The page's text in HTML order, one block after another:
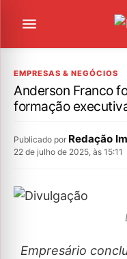
EMPRESAS & NEGÓCIOS
Anderson Franco
formação
Publicado por Redação
22 de julho de 2025, às 15:11
Empresário